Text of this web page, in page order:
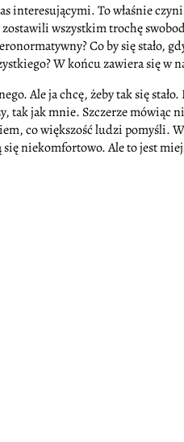
interesującymi. To właśnie
wszystkim trochę
Co by się stało,
W końcu zawiera się w
Ale ja chcę, żeby tak się
tak jak mnie. Szczerze mówiąc
co większość ludzi pomyśli.
niekomfortowo. Ale to jest